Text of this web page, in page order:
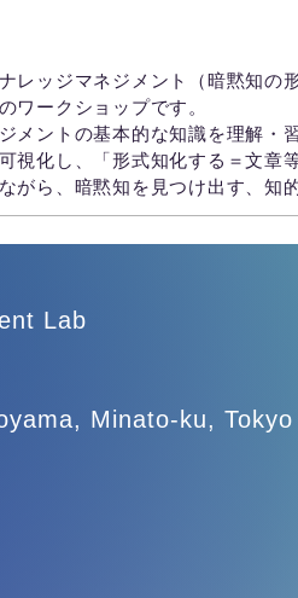
レッジマネジメント（暗黙知の
ワークショップです。
メントの基本的な知識を理解・
視化し、「形式知化する＝文章
がら、暗黙知を見つけ出す、知
Lab
Minato-ku, Tokyo